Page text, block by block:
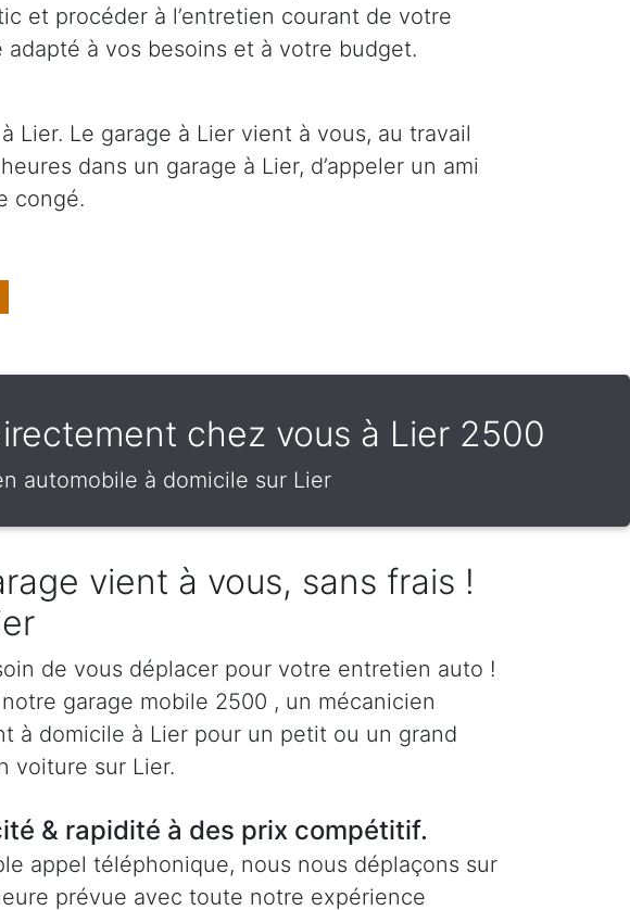
et procéder à l’entretien courant de votre
adapté à vos besoins et à votre budget.
Lier. Le garage à Lier vient à vous, au travail
dans un garage à Lier, d’appeler un ami
congé.
chez vous à Lier 2500
automobile à domicile sur Lier
vient à vous, sans frais !
de vous déplacer pour votre entretien auto !
garage mobile 2500 , un mécanicien
à domicile à Lier pour un petit ou un grand
voiture sur Lier.
& rapidité à des prix compétitif.
appel téléphonique, nous nous déplaçons sur
prévue avec toute notre expérience